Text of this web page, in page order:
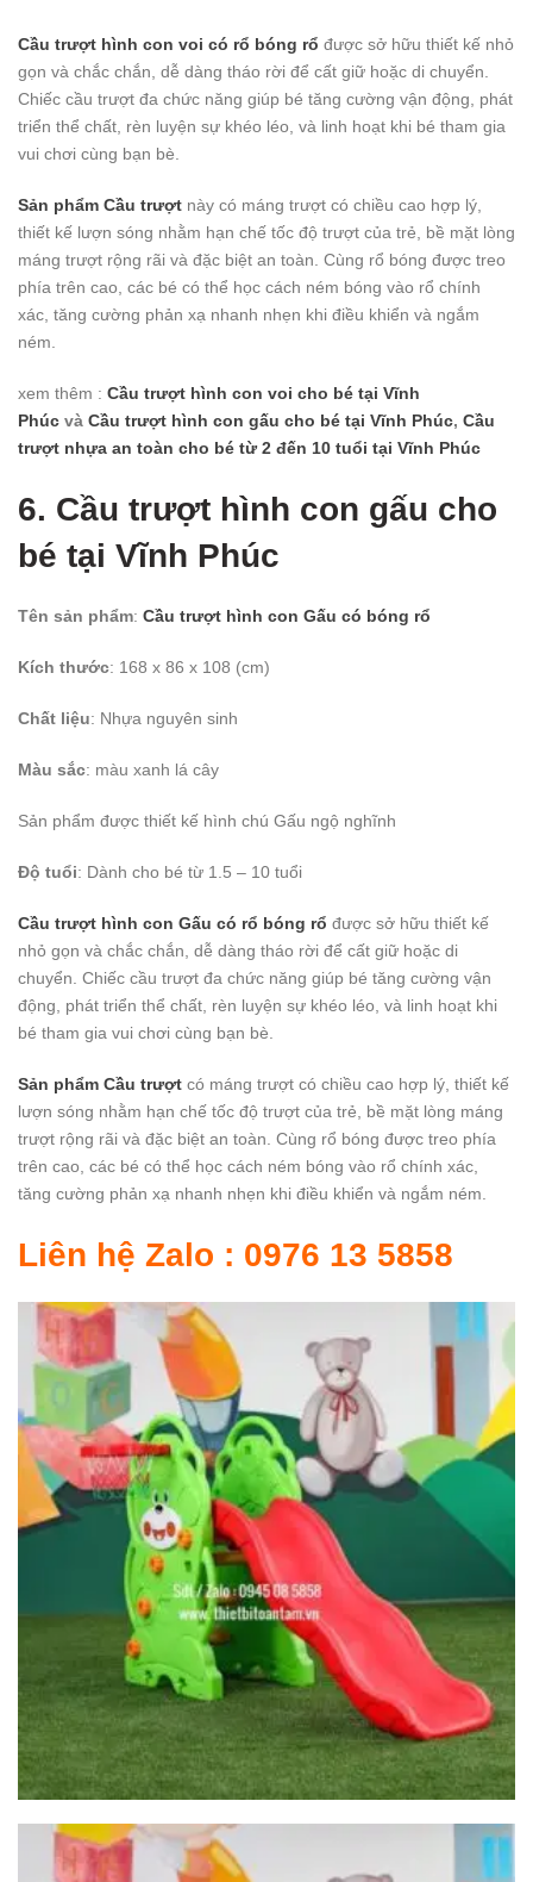
Cầu trượt hình con voi có rổ bóng rổ được sở hữu thiết kế nhỏ
gọn và chắc chắn, dễ dàng tháo rời để cất giữ hoặc di chuyển.
Chiếc cầu trượt đa chức năng giúp bé tăng cường vận động, phát
triển thể chất, rèn luyện sự khéo léo, và linh hoạt khi bé tham gia
vui chơi cùng bạn bè.
Sản phẩm Cầu trượt này có máng trượt có chiều cao hợp lý,
thiết kế lượn sóng nhằm hạn chế tốc độ trượt của trẻ, bề mặt lòng
máng trượt rộng rãi và đặc biệt an toàn. Cùng rổ bóng được treo
phía trên cao, các bé có thể học cách ném bóng vào rổ chính
xác, tăng cường phản xạ nhanh nhẹn khi điều khiển và ngắm
ném.
xem thêm : Cầu trượt hình con voi cho bé tại Vĩnh
Phúc và Cầu trượt hình con gấu cho bé tại Vĩnh Phúc, Cầu
trượt nhựa an toàn cho bé từ 2 đến 10 tuổi tại Vĩnh Phúc
6. Cầu trượt hình con gấu cho
bé tại Vĩnh Phúc
Tên sản phẩm: Cầu trượt hình con Gấu có bóng rổ
Kích thước: 168 x 86 x 108 (cm)
Chất liệu: Nhựa nguyên sinh
Màu sắc: màu xanh lá cây
Sản phẩm được thiết kế hình chú Gấu ngộ nghĩnh
Độ tuổi: Dành cho bé từ 1.5 – 10 tuổi
Cầu trượt hình con Gấu có rổ bóng rổ được sở hữu thiết kế
nhỏ gọn và chắc chắn, dễ dàng tháo rời để cất giữ hoặc di
chuyển. Chiếc cầu trượt đa chức năng giúp bé tăng cường vận
động, phát triển thể chất, rèn luyện sự khéo léo, và linh hoạt khi
bé tham gia vui chơi cùng bạn bè.
Sản phẩm Cầu trượt có máng trượt có chiều cao hợp lý, thiết kế
lượn sóng nhằm hạn chế tốc độ trượt của trẻ, bề mặt lòng máng
trượt rộng rãi và đặc biệt an toàn. Cùng rổ bóng được treo phía
trên cao, các bé có thể học cách ném bóng vào rổ chính xác,
tăng cường phản xạ nhanh nhẹn khi điều khiển và ngắm ném.
Liên hệ Zalo : 0976 13 5858